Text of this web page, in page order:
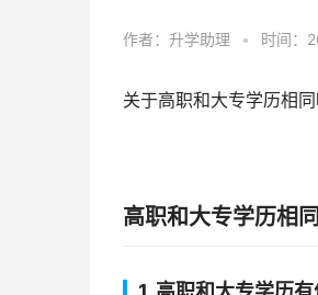
作者： 升学助理 • 时间：
关于高职和大专学历相
高职和大专学历相